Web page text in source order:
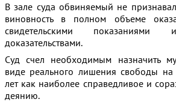
В зале суда обвиняемый не
виновность в полном объеме
свидетельскими показаниями
доказательствами.
Суд счел необходимым назначить
виде реального лишения свободы на
лет как наиболее справедливое и
деянию.